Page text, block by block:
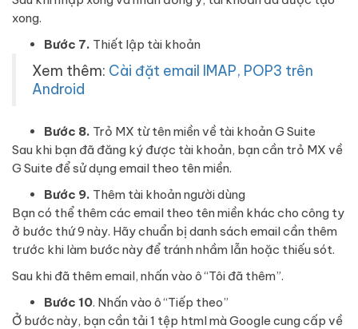
xong.
Bước 7. Thiết lập tài khoản
Xem thêm: Cài đặt email IMAP, POP3 trên
Android
Bước 8. Trỏ MX từ tên miền về tài khoản G Suite
Sau khi bạn đã đăng ký được tài khoản, bạn cần trỏ MX về
G Suite để sử dụng email theo tên miền.
Bước 9. Thêm tài khoản người dùng
Bạn có thể thêm các email theo tên miền khác cho công ty
ở bước thứ 9 này. Hãy chuẩn bị danh sách email cần thêm
trước khi làm bước này để tránh nhầm lẫn hoặc thiếu sót.
Sau khi đã thêm email, nhấn vào ô “Tôi đã thêm”.
Bước 10. Nhấn vào ô “Tiếp theo”
Ở bước này, bạn cần tải 1 tệp html mà Google cung cấp về